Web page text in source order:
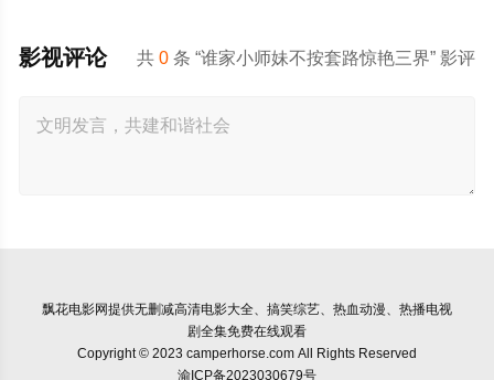
共0 条 “谁家小师妹不按套路惊艳三界” 影评
影视评论
飘花电影网提供无删减高清电影大全、搞笑综艺、热血动漫、热播电视
剧全集免费在线观看
Copyright © 2023 camperhorse.com All Rights Reserved
渝ICP备2023030679号